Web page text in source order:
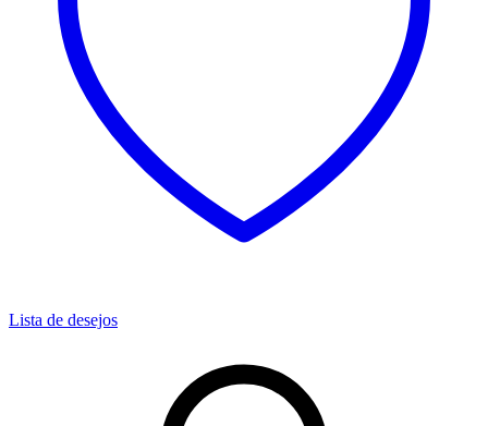
Lista de desejos